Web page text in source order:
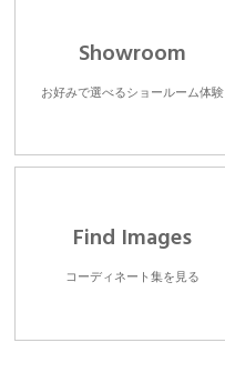
Showroom
お好みで選べるショールーム体験
Find Images
コーディネート集を見る